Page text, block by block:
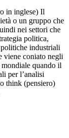
in inglese) Il
o un gruppo che
nei settori che
politica,
industriali
viene coniato negli
quando il
per l’analisi
think (pensiero)